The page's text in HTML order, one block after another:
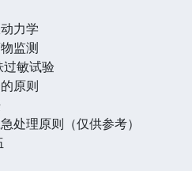
力学
监测
敏试验
原则
处理原则（仅供参考）